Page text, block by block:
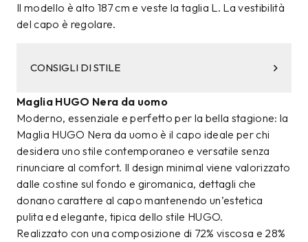
Il modello è alto 187 cm e veste la taglia L. La vestibilità
del capo è regolare.
CONSIGLI DI STILE
Maglia HUGO Nera da uomo
Moderno, essenziale e perfetto per la bella stagione: la
Maglia HUGO Nera da uomo è il capo ideale per chi
desidera uno stile contemporaneo e versatile senza
rinunciare al comfort. Il design minimal viene valorizzato
dalle costine sul fondo e giromanica, dettagli che
donano carattere al capo mantenendo un’estetica
pulita ed elegante, tipica dello stile HUGO.
Realizzato con una composizione di 72% viscosa e 28%